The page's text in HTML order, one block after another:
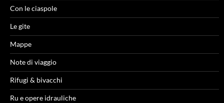
Con le ciaspole
Le gite
Mappe
Note di viaggio
Rifugi & bivacchi
Ru e opere idrauliche